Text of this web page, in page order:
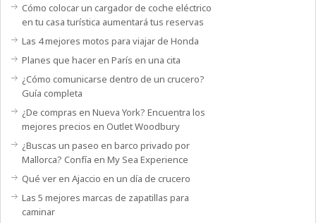
Cómo colocar un cargador de coche eléctrico
en tu casa turística aumentará tus reservas
Las 4 mejores motos para viajar de Honda
Planes que hacer en París en una cita
¿Cómo comunicarse dentro de un crucero?
Guía completa
¿De compras en Nueva York? Encuentra los
mejores precios en Outlet Woodbury
¿Buscas un paseo en barco privado por
Mallorca? Confía en My Sea Experience
Qué ver en Ajaccio en un día de crucero
Las 5 mejores marcas de zapatillas para
caminar